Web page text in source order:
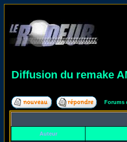
Diffusion du remake
Forums
Auteur